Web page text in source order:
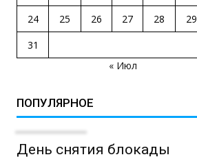
24
25 26 27 28 29
31
« Июл
ПОПУЛЯРНОЕ
День снятия блокады